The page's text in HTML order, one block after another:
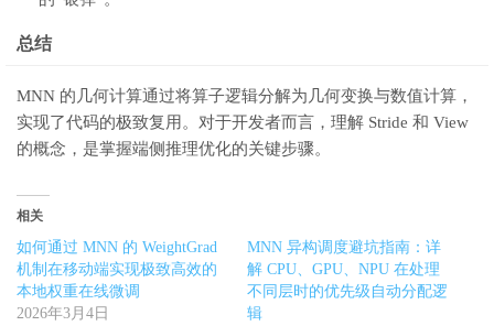
总结
MNN 的几何计算通过将算子逻辑分解为几何变换与数值计算，
实现了代码的极致复用。对于开发者而言，理解 Stride 和 View
的概念，是掌握端侧推理优化的关键步骤。
相关
如何通过 MNN 的 WeightGrad
机制在移动端实现极致高效的
本地权重在线微调
2026年3月4日
MNN 异构调度避坑指南：详
解 CPU、GPU、NPU 在处理
不同层时的优先级自动分配逻
辑